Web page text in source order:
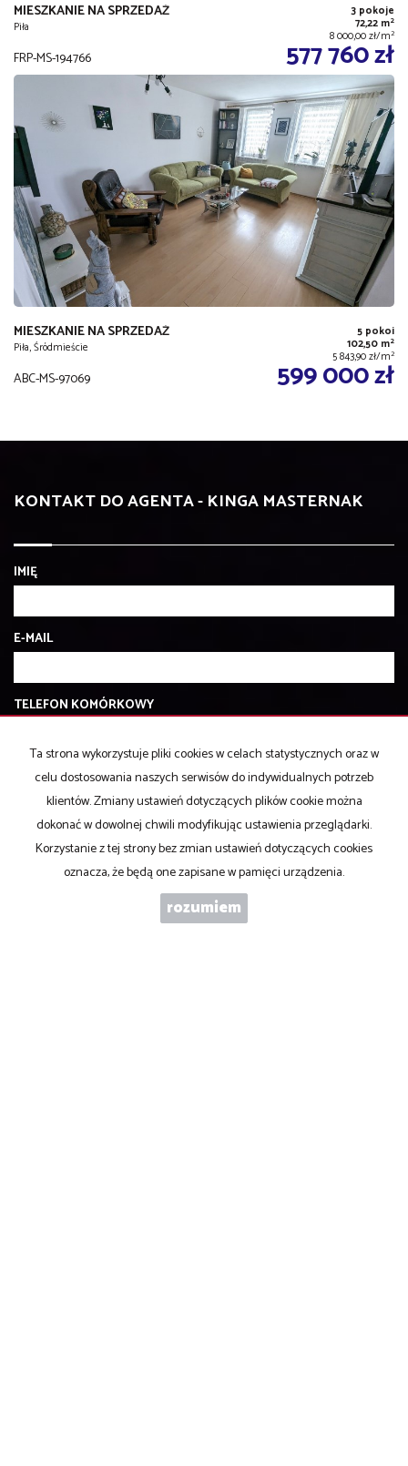
MIESZKANIE NA SPRZEDAŻ
Piła
3 pokoje
72,22 m2
8 000,00 zł/m2
FRP-MS-194766 577 760 zł
MIESZKANIE NA SPRZEDAŻ
Piła, Śródmieście
5 pokoi
102,50 m2
5 843,90 zł/m2
ABC-MS-97069 599 000 zł
KONTAKT DO AGENTA - KINGA MASTERNAK
IMIĘ
E-MAIL
TELEFON KOMÓRKOWY
KOD ZABEZPIECZAJĄCY
WIADOMOŚĆ
Ta strona wykorzystuje pliki cookies w celach statystycznych oraz w
celu dostosowania naszych serwisów do indywidualnych potrzeb
klientów. Zmiany ustawień dotyczących plików cookie można
dokonać w dowolnej chwili modyfikując ustawienia przeglądarki.
Korzystanie z tej strony bez zmian ustawień dotyczących cookies
oznacza, że będą one zapisane w pamięci urządzenia.
rozumiem